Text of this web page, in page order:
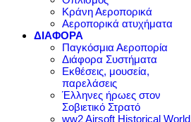
Κράνη Αεροπορικά
Αεροπορικά ατυχήματα
ΔΙΑΦΟΡΑ
Παγκόσμια Αεροπορία
Διάφορα Συστήματα
Εκθέσεις, μουσεία,
παρελάσεις
Έλληνες ήρωες στον
Σοβιετικό Στρατό
ww2 Airsoft Historical World